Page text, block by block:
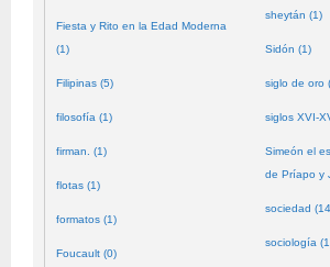
Fiesta y Rito en la Edad Moderna
(1)
Filipinas (5)
filosofía (1)
firman. (1)
flotas (1)
formatos (1)
Foucault (0)
sheytán (1)
Sidón (1)
siglo de oro
siglos XVI-
Simeón el
de Príapo y
sociedad
sociología